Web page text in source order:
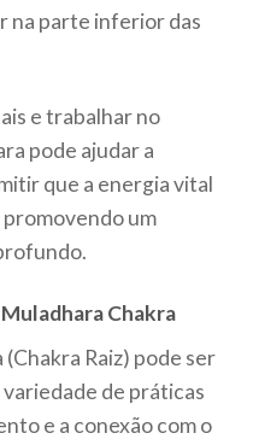
na parte inferior das
e trabalhar no
pode ajudar a
que a energia vital
um
Chakra
Raiz) pode ser
de práticas
e a conexão com o